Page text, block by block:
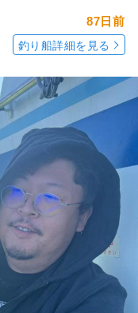
87日前
釣り船詳細を見る